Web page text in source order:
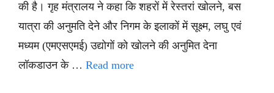
की है। गृह मंत्रालय ने कहा कि शहरों में रेस्तरां खोलने, बस
यात्रा की अनुमति देने और निगम के इलाकों में सूक्ष्म, लघु एवं
मध्यम (एमएसएमई) उद्योगों को खोलने की अनुमित देना
लॉकडाउन के … Read more